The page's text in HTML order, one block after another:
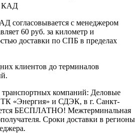
КАД
согласовывается с менеджером
60 руб. за километр и
доставки по СПБ в пределах
клиентов до терминалов
транспортных компаний: Деловые
«Энергия» и СДЭК, в г. Санкт-
БЕСПЛАТНО! Межтерминальная
Сроки доставки в регионы